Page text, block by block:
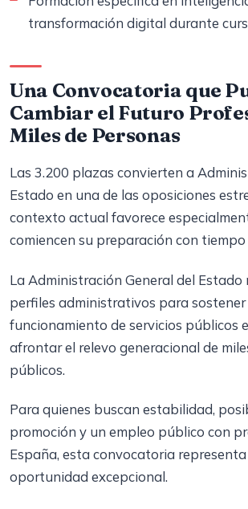
transformación digital durante
Una Convocatoria que
Cambiar el Futuro
Miles de Personas
Las 3.200 plazas convierten a
Estado en una de las oposiciones
contexto actual favorece
comiencen su preparación con
La Administración General del Estado
perfiles administrativos para sostener
funcionamiento de servicios públicos
afrontar el relevo generacional de
públicos.
Para quienes buscan estabilidad,
promoción y un empleo público con
España, esta convocatoria
oportunidad excepcional.